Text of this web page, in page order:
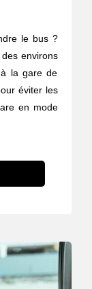
le bus ?
environs
la gare de
éviter les
en mode